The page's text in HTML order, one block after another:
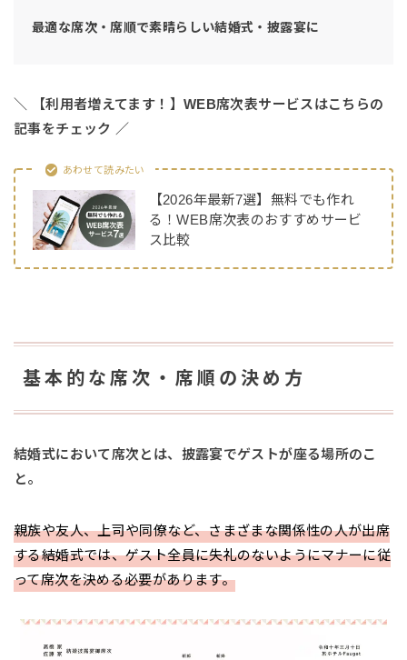
最適な席次・席順で素晴らしい結婚式・披露宴に
＼ 【利用者増えてます！】WEB席次表サービスはこちらの
記事をチェック ／
あわせて読みたい
【2026年最新7選】無料でも作れ
る！WEB席次表のおすすめサービ
ス比較
基本的な席次・席順の決め方
結婚式において席次とは、披露宴でゲストが座る場所のこ
と。
親族や友人、上司や同僚など、さまざまな関係性の人が出席
する結婚式では、ゲスト全員に失礼のないようにマナーに従
って席次を決める必要があります。